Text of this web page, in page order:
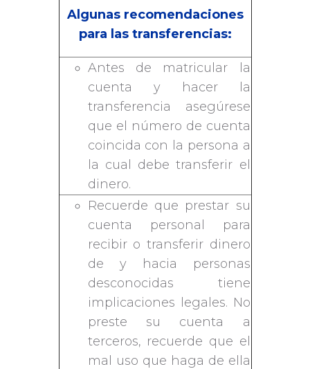
Algunas recomendaciones
para las transferencias:
Antes de matricular la
cuenta y hacer la
transferencia asegúrese
que el número de cuenta
coincida con la persona a
la cual debe transferir el
dinero.
Recuerde que prestar su
cuenta personal para
recibir o transferir dinero
de y hacia personas
desconocidas tiene
implicaciones legales. No
preste su cuenta a
terceros, recuerde que el
mal uso que haga de ella